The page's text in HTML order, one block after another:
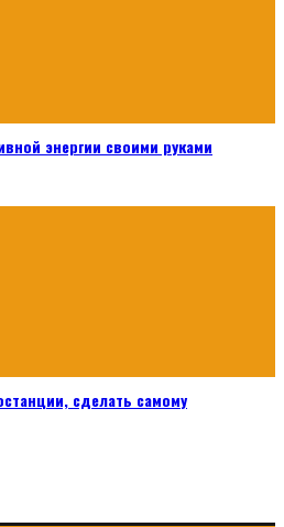
энергии своими руками
сделать самому